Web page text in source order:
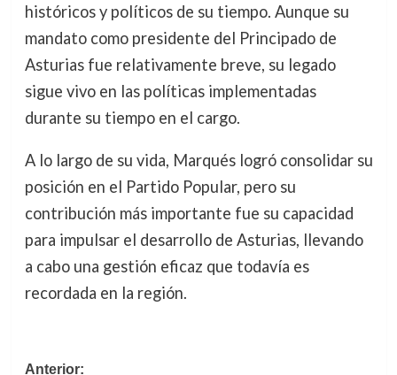
históricos y políticos de su tiempo. Aunque su
mandato como presidente del Principado de
Asturias fue relativamente breve, su legado
sigue vivo en las políticas implementadas
durante su tiempo en el cargo.
A lo largo de su vida, Marqués logró consolidar su
posición en el Partido Popular, pero su
contribución más importante fue su capacidad
para impulsar el desarrollo de Asturias, llevando
a cabo una gestión eficaz que todavía es
recordada en la región.
Anterior: